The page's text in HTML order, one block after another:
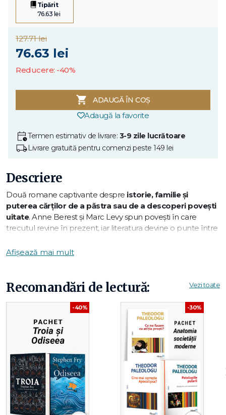
Tipărit
76.63 lei
127.71 lei
76.63 lei
Reducere: -40%
ADAUGĂ ÎN COȘ
Adaugă la favorite
Termen estimativ de livrare: 3-9 zile lucrătoare
Livrare gratuită pentru comenzi peste 149 lei
Descriere
Două romane captivante despre istorie, familie și
puterea cărților de a păstra sau de a descoperi povești
uitate. Anne Berest și Marc Levy spun povești în care
trecutul revine în prezent, iar literatura devine o punte între
memorie, identitate și misterele care se ascund
în spatele unei scrisori sau al unei cărți
Ce conține pachetul:
✔Cartea poștală – Anne Berest
Un roman inspirat dintr-o poveste reală despre o familie
evreiască și despre încercarea unei femei de a descoperi
misterul unei cărți poștale primite anonim.
Afișează mai mult
Recomandări de lectură: Vezi toate
-40% -30%